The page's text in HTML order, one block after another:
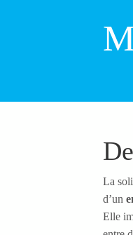
La
d’un
Elle